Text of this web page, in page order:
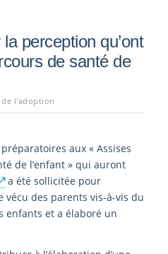
perception qu’ont
de santé de
l'adoption
aux « Assises
de l’enfant » qui auront
a été sollicitée pour
des parents vis-à-vis du
enfants et a élaboré un